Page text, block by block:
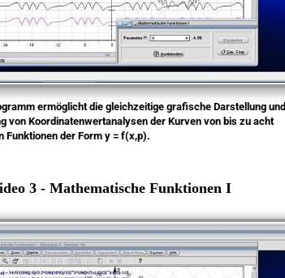
ermöglicht die gleichzeitige grafische Darstellung und
von Koordinatenwertanalysen der Kurven von bis zu acht
Funktionen der Form y = f(x,p).
3 - Mathematische Funktionen I